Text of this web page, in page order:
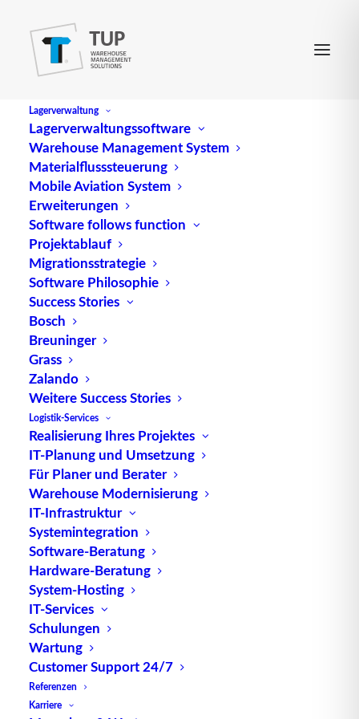
Lagerverwaltung
Lagerverwaltungssoftware
Warehouse Management System
Materialflusssteuerung
Mobile Aviation System
Erweiterungen
Software follows function
Projektablauf
Migrationsstrategie
Software Philosophie
Success Stories
Bosch
Breuninger
Grass
Zalando
Weitere Success Stories
Logistik-Services
Realisierung Ihres Projektes
IT-Planung und Umsetzung
Für Planer und Berater
Warehouse Modernisierung
IT-Infrastruktur
Systemintegration
Software-Beratung
Hardware-Beratung
System-Hosting
IT-Services
Schulungen
Wartung
Customer Support 24/7
Referenzen
Karriere
Converter
engl. für Umsetzer
Quelle: logipedia / Fraunhofer IML
TUP GmbH & Co. KG
Die kombinierbare Lagerverwaltungs-Software von
TUP, liefert dank ihrer Flexibilität immer die
effektivste Lösung und ist zudem in hohem Maße
wiederverwendbar.
Kontakt
TUP GmbH & Co. KG
Fraunhoferstraße 1
D 76297 Stutensee
what3words ///ersehnt.beruf.hell